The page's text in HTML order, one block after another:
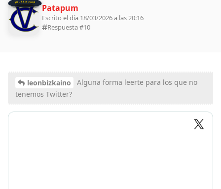
BOLILLA 2026 Patapum
Escrito el día 18/03/2026 a las 20:16
Respuesta #10
leonbizkaino
Alguna forma leerte para los que no
tenemos Twitter?